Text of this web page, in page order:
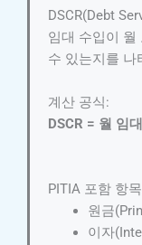
DSCR(Debt
임대 수입이 월
수 있는지를 나
계산 공식:
DSCR = 월 임
PITIA 포함 항
원금
이자